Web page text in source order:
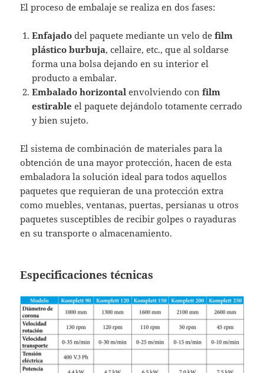
El proceso de embalaje se realiza en dos fases:
Enfajado del paquete mediante un velo defilm
plástico burbuja, cellaire, etc., que al soldarse
forma una bolsa dejando en su interior el
producto a embalar.
Embalado horizontal envolviendo confilm
estirable el paquete dejándolo totamente cerrado
y bien sujeto.
El sistema de combinación de materiales para la
obtención de una mayor protección, hacen de esta
embaladora la solución ideal para todos aquellos
paquetes que requieran de una protección extra
como muebles, ventanas, puertas, persianas u otros
paquetes susceptibles de recibir golpes o rayaduras
en su transporte o almacenamiento.
Especificaciones técnicas